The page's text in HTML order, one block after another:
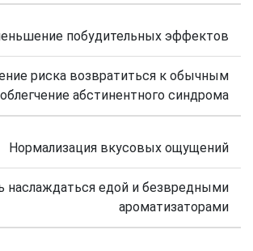
побудительных эффектов
риска возвратиться к обычным
абстинентного синдрома
Нормализация вкусовых ощущений
наслаждаться едой и безвредными
ароматизаторами